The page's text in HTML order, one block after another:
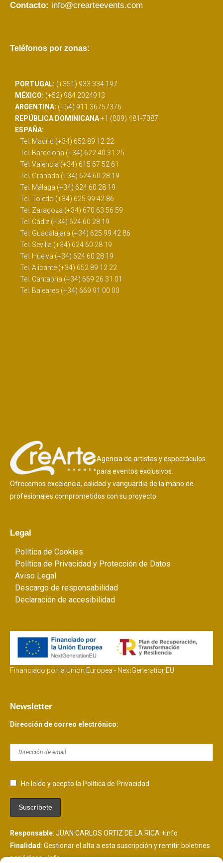
Contacto: info@crearteevents.com
Teléfonos por zonas:
PORTUGAL: (+351) 933 334 197
MÉXICO: (+52) 984 2024913
ARGENTINA: (+54) 911 36757376
REPÚBLICA DOMINICANA+1 (809) 481-7087
ESPAÑA:
Tel. Madrid (+34) 652 89 12 22
Tel. Barcelona (+34) 622 40 31 25
Tel. Valencia (+34) 615 67 52 61
Tel. Granada (+34) 624 60 28 19
Tel. Málaga (+34) 624 60 28 19
Tel. Toledo (+34) 625 99 42 86
Tel. Zaragoza (+34) 670 63 56 59
Tel. Cádiz (+34) 624 60 28 19
Tel. Guadalajara (+34) 625 99 42 86
Tel. Sevilla (+34) 624 60 28 19
Tel. Huelva (+34) 624 60 28 19
Tel. Alicante (+34) 652 89 12 22
Tel. Cantabria (+34) 669 26 31 01
Tel. Baleares (+34) 669 91 00 00
Agencia de artistas y espectáculos
para eventos exclusivos.
Ofrecemos excelencia, calidad y vanguardia de la mano de
profesionales comprometidos con su proyecto.
Legal
Política de Cookies
Política de Privacidad y Protección de Datos
Aviso Legal
Descargo de responsabilidad
Declaración de accesibilidad
Financiado por la Unión Europea - NextGenerationEU
Newsletter
Dirección de correo electrónico:
He leído y acepto la Política de Privacidad
Responsable: JUAN CARLOS ORTIZ DE LA RICA +info
Finalidad: Gestionar el alta a esta suscripción y remitir boletines
periódicos+info